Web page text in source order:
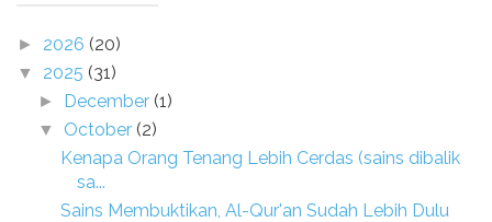
► 2026 (20)
▼ 2025 (31)
► December (1)
▼ October (2)
Kenapa Orang Tenang Lebih Cerdas (sains dibalik
sa...
Sains Membuktikan, Al-Qur'an Sudah Lebih Dulu